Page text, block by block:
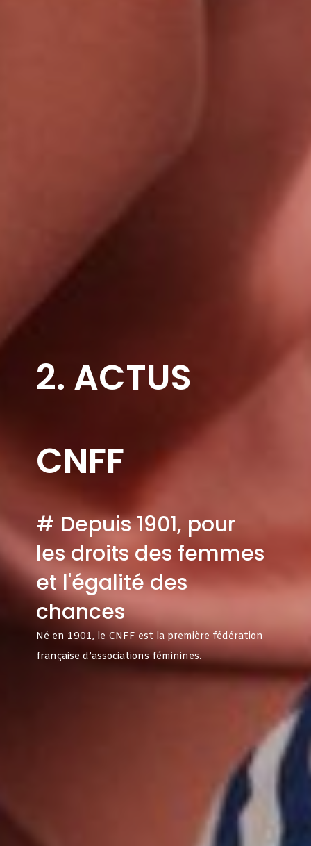
2. ACTUS
CNFF
# Depuis 1901, pour
les droits des femmes
et l'égalité des
chances
Né en 1901, le CNFF est la première fédération
française d’associations féminines.